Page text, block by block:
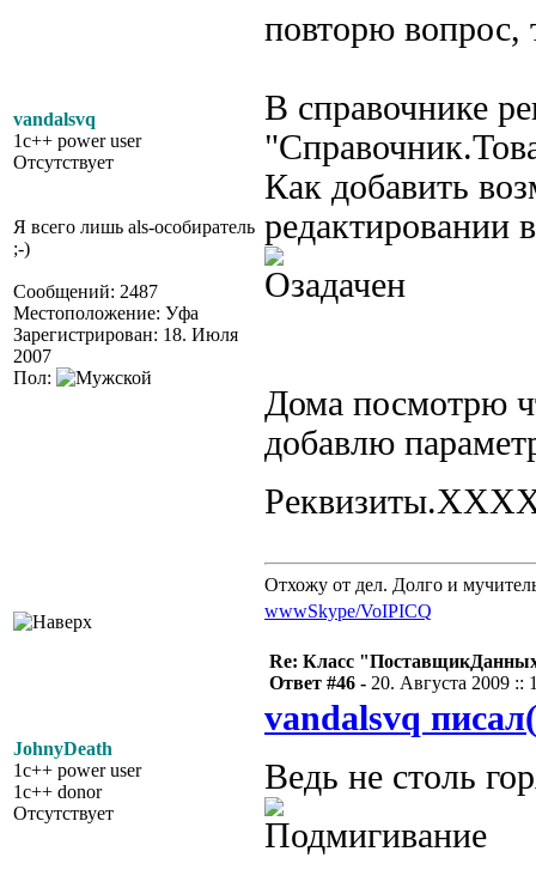
vandalsvq
1c++ power user
Отсутствует
Я всего лишь als-особиратель
;-)
Сообщений: 2487
Местоположение: Уфа
Зарегистрирован: 18. Июля
2007
Пол:
повторю вопрос,
В справочнике
Как добавить
редактировании
Дома посмотрю
добавлю
Отхожу от дел. Долго и
wwwSkype/VoIPICQ
JohnyDeath
1c++ power user
1c++ donor
Отсутствует
Re: Класс
Ответ #46 - 20. Августа 2009 ::
vandalsvq
Ведь не столь